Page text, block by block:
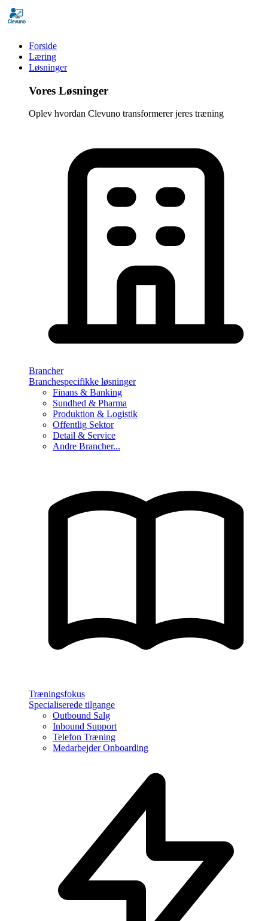
Forside
Læring
Løsninger
Vores Løsninger
Oplev hvordan Clevuno transformerer jeres træning
Brancher
Branchespecifikke løsninger
Finans & Banking
Sundhed & Pharma
Produktion & Logistik
Offentlig Sektor
Detail & Service
Andre Brancher...
Træningsfokus
Specialiserede tilgange
Outbound Salg
Inbound Support
Telefon Træning
Medarbejder Onboarding